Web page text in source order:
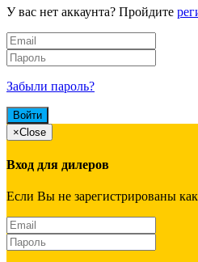
У вас нет аккаунта? Пройдите
Забыли пароль?
×Close
Вход для дилеров
Если Вы не зарегистрированы